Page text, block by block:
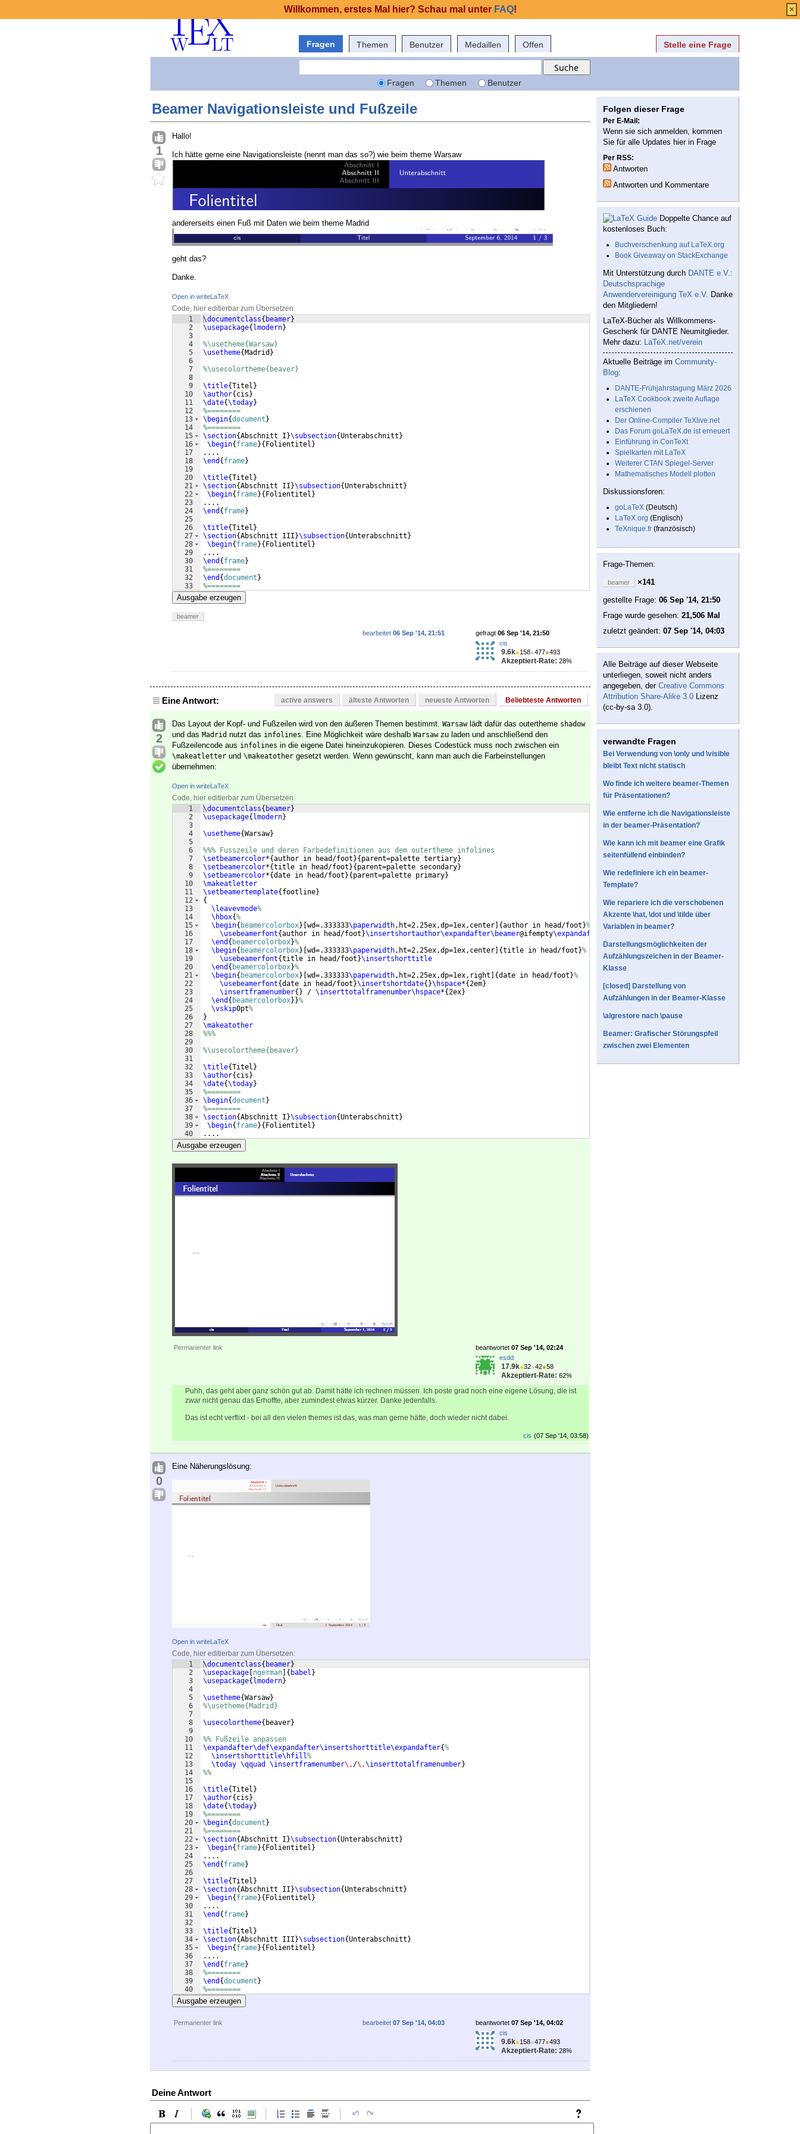
Fragen Themen Benutzer Medaillen Offen Stelle eine Frage
Fragen Themen Benutzer
Beamer Navigationsleiste und Fußzeile
1
Hallo!
Ich hätte gerne eine Navigationsleiste (nennt man das so?) wie beim theme Warsaw
andererseits einen Fuß mit Daten wie beim theme Madrid
geht das?
Danke.
Open in writeLaTeX
Code, hier editierbar zum Übersetzen:
1
2
3
4
5
6
7
8
9
10
11
12
13
14
15
16
17
18
19
20
21
22
23
24
25
26
27
28
29
30
31
32
33
\documentclass{ beamer}
\usepackage{ lmodern}
%\usetheme{Warsaw}
\usetheme{ Madrid }
%\usecolortheme{beaver}
\title{Titel }
\author{ cis }
\date{\today}
%========
\begin{document }
%========
\section{Abschnitt I }\subsection{Unterabschnitt }
\begin{ frame}{ Folientitel }
....
\end { frame}
\title{Titel }
\section{Abschnitt II }\subsection{Unterabschnitt }
\begin{ frame}{ Folientitel }
....
\end { frame}
\title{Titel }
\section{Abschnitt III }\subsection{Unterabschnitt }
\begin{ frame}{ Folientitel }
....
\end { frame}
%========
\end {document }
%========
Ausgabe erzeugen
beamer
gefragt 06 Sep '14, 21:50
cis
9.6k●158●477●493
Akzeptiert-Rate: 28%
bearbeitet 06 Sep '14, 21:51
Eine Antwort: active answers älteste Antworten neueste Antworten Beliebteste Antworten
2
Das Layout der Kopf- und Fußzeilen wird von den äußeren Themen bestimmt. Warsawlädt dafür das outertheme shadow
und das Madrid nutzt das infolines. Eine Möglichkeit wäre deshalb Warsawzu laden und anschließend den
Fußzeilencode aus infolines in die eigene Datei hineinzukopieren. Dieses Codestück muss noch zwischen ein
\makeatletter und \makeatother gesetzt werden. Wenn gewünscht, kann man auch die Farbeinstellungen
übernehmen:
Open in writeLaTeX
Code, hier editierbar zum Übersetzen:
1
2
3
4
5
6
7
8
9
10
11
12
13
14
15
16
17
18
19
20
21
22
23
24
25
26
27
28
29
30
31
32
33
34
35
36
37
38
39
40
41
\documentclass{ beamer}
\usepackage{ lmodern}
\usetheme{Warsaw}
%%% Fusszeile und deren Farbedefinitionen aus dem outertheme infolines
\setbeamercolor*{author in head/foot }{ parent=palette tertiary}
\setbeamercolor*{title in head/foot }{ parent=palette secondary}
\setbeamercolor*{date in head/foot }{ parent=palette primary}
\makeatletter
\setbeamertemplate{ footline}
{
\leavevmode%
\hbox{%
\begin{ beamercolorbox} wd=.333333\paperwidth,ht=2.25ex,dp=1ex,center {author in head/foot }%
\usebeamerfont{author in head/foot }\insertshortauthor\expandafter\beamer@ifempty\expandafter
\end { beamercolorbox}%
\begin{ beamercolorbox} wd=.333333\paperwidth,ht=2.25ex,dp=1ex,center {title in head/foot }%
\usebeamerfont{title in head/foot }\insertshorttitle
\end { beamercolorbox}%
\begin{ beamercolorbox} wd=.333333\paperwidth,ht=2.25ex,dp=1ex,right {date in head/foot }%
\usebeamerfont{date in head/foot }\insertshortdate{ }\hspace*{2em}
\insertframenumber{ } / \inserttotalframenumber\hspace*{2ex}
\end { beamercolorbox} }%
\vskip0pt%
}
\makeatother
%%%
%\usecolortheme{beaver}
\title{Titel }
\author{ cis }
\date{\today}
%========
\begin{document }
%========
\section{Abschnitt I }\subsection{Unterabschnitt }
\begin{ frame}{ Folientitel }
....
\end{frame}
Ausgabe erzeugen
Permanenter link beantwortet 07 Sep '14, 02:24
esdd
17.9k●32●42●58
Akzeptiert-Rate: 62%
Puhh, das geht aber ganz schön gut ab. Damit hätte ich rechnen müssen. Ich poste grad noch eine eigene Lösung, die ist
zwar nicht genau das Erhoffte, aber zumindest etwas kürzer. Danke jedenfalls.
Das ist echt verflixt - bei all den vielen themes ist das, was man gerne hätte, doch wieder nicht dabei.
(07 Sep '14, 03:58)
cis
0
Eine Näherungslösung:
Open in writeLaTeX
Code, hier editierbar zum Übersetzen:
1
2
3
4
5
6
7
8
9
10
11
12
13
14
15
16
17
18
19
20
21
22
23
24
25
26
27
28
29
30
31
32
33
34
35
36
37
38
39
40
\documentclass{ beamer}
\usepackage ngerman { babel }
\usepackage{ lmodern}
\usetheme{Warsaw}
%\usetheme{Madrid}
\usecolortheme{ beaver}
%% Fußzeile anpassen
\expandafter\def\expandafter\insertshorttitle\expandafter{%
\insertshorttitle\hfill%
\today \qquad \insertframenumber\, /\,\inserttotalframenumber}
%%
\title{Titel }
\author{ cis }
\date{\today}
%========
\begin{document }
%========
\section{Abschnitt I }\subsection{Unterabschnitt }
\begin{ frame}{ Folientitel }
....
\end { frame}
\title{Titel }
\section{Abschnitt II }\subsection{Unterabschnitt }
\begin{ frame}{ Folientitel }
....
\end { frame}
\title{Titel }
\section{Abschnitt III }\subsection{Unterabschnitt }
\begin{ frame}{ Folientitel }
....
\end { frame}
%========
\end {document }
%========
Ausgabe erzeugen
Permanenter link beantwortet 07 Sep '14, 04:02
cis
9.6k●158●477●493
Akzeptiert-Rate: 28%
bearbeitet 07 Sep '14, 04:03
Deine Antwort
Folgen dieser Frage
Per E-Mail:
Wenn sie sich anmelden, kommen
Sie für alle Updates hier in Frage
Per RSS:
Antworten
Antworten und Kommentare
Doppelte Chance auf
kostenloses Buch:
Buchverschenkung auf LaTeX.org
Book Giveaway on StackExchange
Mit Unterstützung durch DANTE e.V.:
Deutschsprachige
Anwendervereinigung TeX e.V. Danke
den Mitgliedern!
LaTeX-Bücher als Willkommens-
Geschenk für DANTE Neumitglieder.
Mehr dazu: LaTeX.net/verein
Aktuelle Beiträge im Community-
Blog:
DANTE-Frühjahrstagung März 2026
LaTeX Cookbook zweite Auflage
erschienen
Der Online-Compiler TeXlive.net
Das Forum goLaTeX.de ist erneuert
Einführung in ConTeXt
Spielkarten mit LaTeX
Weiterer CTAN Spiegel-Server
Mathematisches Modell plotten
Diskussionsforen:
goLaTeX (Deutsch)
LaTeX.org (Englisch)
TeXnique.fr (französisch)
Frage-Themen:
beamer
×141
gestellte Frage: 06 Sep '14, 21:50
Frage wurde gesehen: 21,506 Mal
zuletzt geändert: 07 Sep '14, 04:03
Alle Beiträge auf dieser Webseite
unterliegen, soweit nicht anders
angegeben, der Creative Commons
Attribution Share-Alike 3.0 Lizenz
(cc-by-sa 3.0).
verwandte Fragen
Bei Verwendung von \only und \visible
bleibt Text nicht statisch
Wo finde ich weitere beamer-Themen
für Präsentationen?
Wie entferne ich die Navigationsleiste
in der beamer-Präsentation?
Wie kann ich mit beamer eine Grafik
seitenfüllend einbinden?
Wie redefiniere ich ein beamer-
Template?
Wie repariere ich die verschobenen
Akzente \hat, \dot und \tilde über
Variablen in beamer?
Darstellungsmöglichkeiten der
Aufzählungszeichen in der Beamer-
Klasse
[closed] Darstellung von
Aufzählungen in der Beamer-Klasse
\algrestore nach \pause
Beamer: Grafischer Störungspfeil
zwischen zwei Elementen
Willkommen, erstes Mal hier? Schau mal unter FAQ! ×